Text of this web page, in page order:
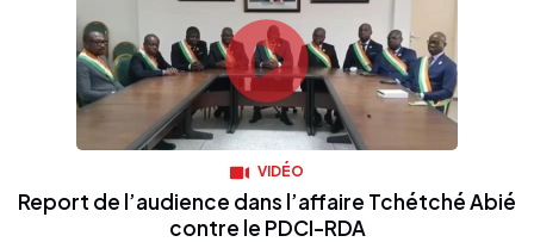
VIDÉO
Report de l’audience dans l’affaire Tchétché Abié
contre le PDCI-RDA